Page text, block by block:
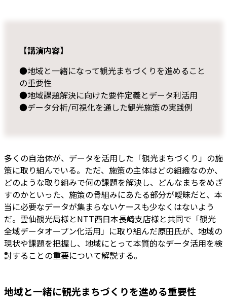
【講演内容】
●地域と一緒になって観光まちづくりを進めること
の重要性
●地域課題解決に向けた要件定義とデータ利活用
●データ分析/可視化を通した観光施策の実践例
多くの自治体が、データを活用した「観光まちづくり」の施
策に取り組んでいる。ただ、施策の主体はどの組織なのか、
どのような取り組みで何の課題を解決し、どんなまちをめざ
すのかといった、施策の骨組みにあたる部分が曖昧だと、本
当に必要なデータが集まらないケースも少なくはないよう
だ。雲仙観光局様とNTT西日本長崎支店様と共同で「観光
全域データオープン化活用」に取り組んだ原田氏が、地域の
現状や課題を把握し、地域にとって本質的なデータ活用を検
討することの重要について解説する。
地域と一緒に観光まちづくりを進める重要性